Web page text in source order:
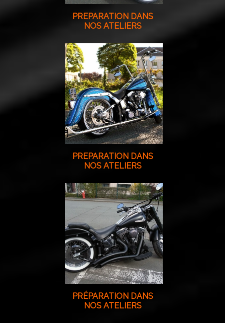
PREPARATION DANS
NOS ATELIERS
PREPARATION DANS
NOS ATELIERS
PRÉPARATION DANS
NOS ATELIERS